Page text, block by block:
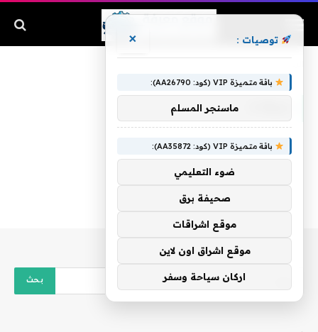
توصيات : ×
باقة متميزة VIP (كود: AA26790):
ماسنجر المسلم
باقة متميزة VIP (كود: AA35872):
ضوء التعليمي
صحيفة برق
موقع اشراقات
موقع اشراق اون لاين
اركان سياحة وسفر